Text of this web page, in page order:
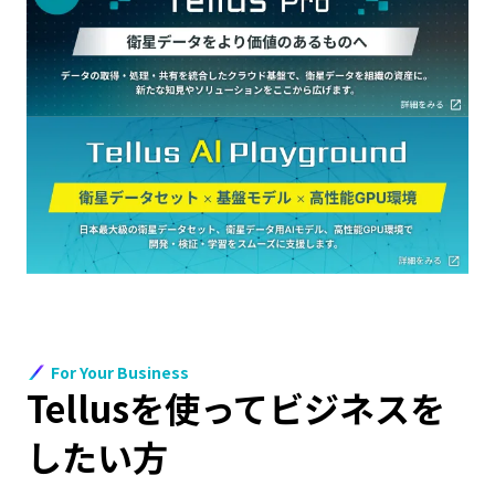
For Your Business
Tellusを使ってビジネスを
したい方